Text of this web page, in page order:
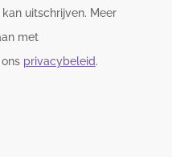
uitschrijven. Meer
met
privacybeleid.